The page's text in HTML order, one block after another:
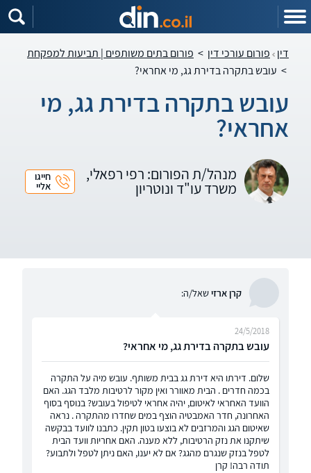
דין פורום עורכי דין > פורום בתים משותפים | תביעות למפקחת
> עובש בתקרה בדירת גג, מי אחראי?
עובש בתקרה בדירת גג, מי
אחראי?
מנהל/ת הפורום: רפי רפאלי,
משרד עו"ד ונוטריון
חייגו
אליי
קרן ארזישאל/ה:
עובש בתקרה בדירת גג, מי אחראי?
24/5/2018
שלום. דירתו היא דירת גג בבית משותף. עובש מיה על התקרה
בכמה חדרים . הבית מאוורר ואין מקור לרטיבות מלבד הגג. האם
הוועד האחראי לאיטום, יהיה אחראי לטיפול בעובש? בנוסף בסוף
האחרונה, חדר האמבטיה הוצף במים שחדרו מהתקרה . נראה
שאיטום הגג והמרזבים לא בוצעו בטון תקין. כתבנו לוועד בבקשה
שיתקנו את נזק הרטיבות, ללא מענה. האם אחריות וועד הבית
לטפל בנזק שנגרם מהגג? אם לא יענו, האם ניתן לטפל ולתבוע?
תודה רבה! קרן